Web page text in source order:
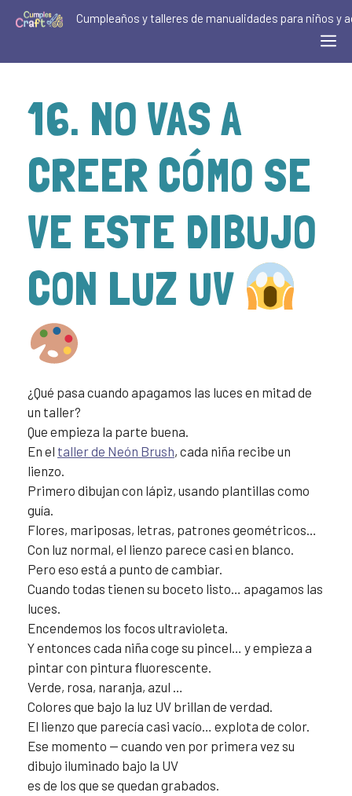
Cumpleaños y talleres de manualidades para niños y
16. NO VAS A
CREER CÓMO SE
VE ESTE DIBUJO
CON LUZ UV
¿Qué pasa cuando apagamos las luces en mitad de
un taller?
Que empieza la parte buena.
En el taller de Neón Brush, cada niña recibe un
lienzo.
Primero dibujan con lápiz, usando plantillas como
guía.
Flores, mariposas, letras, patrones geométricos…
Con luz normal, el lienzo parece casi en blanco.
Pero eso está a punto de cambiar.
Cuando todas tienen su boceto listo… apagamos las
luces.
Encendemos los focos ultravioleta.
Y entonces cada niña coge su pincel… y empieza a
pintar con pintura fluorescente.
Verde, rosa, naranja, azul …
Colores que bajo la luz UV brillan de verdad.
El lienzo que parecía casi vacío… explota de color.
Ese momento — cuando ven por primera vez su
dibujo iluminado bajo la UV
es de los que se quedan grabados.